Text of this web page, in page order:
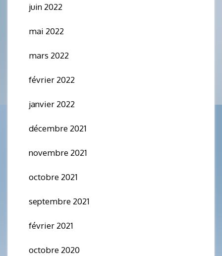
juin 2022
mai 2022
mars 2022
février 2022
janvier 2022
décembre 2021
novembre 2021
octobre 2021
septembre 2021
février 2021
octobre 2020